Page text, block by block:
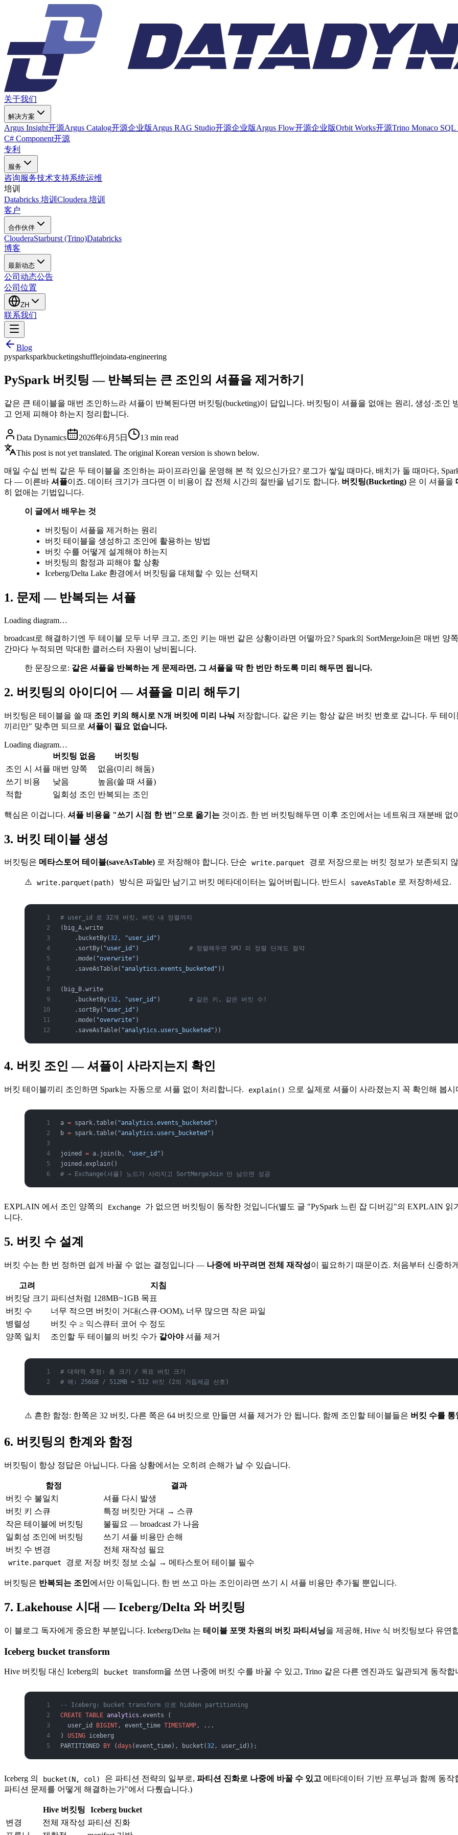
关于我们
解决方案
Argus Insight开源Argus Catalog开源企业版Argus RAG Studio开源企业版Argus Flow开源企业版Orbit Works开源Trino Monaco SQL
C# Component开源
专利
服务
咨询服务技术支持系统运维
培训
Databricks 培训 Cloudera 培训
客户
合作伙伴
ClouderaStarburst (Trino)Databricks
博客
最新动态
公司动态公告
公司位置
ZH
联系我们
Blog
pysparksparkbucketingshufflejoindata-engineering
PySpark 버킷팅 — 반복되는 큰 조인의 셔플을 제거하기
같은 큰 테이블을 매번 조인하느라 셔플이 반복된다면 버킷팅(bucketing)이 답입니다. 버킷팅이 셔플을 없애는 원리, 생성·조인
고 언제 피해야 하는지 정리합니다.
Data Dynamics 2026年6月5日 13 min read
This post is not yet translated. The original Korean version is shown below.
매일 수십 번씩 같은 두 테이블을 조인하는 파이프라인을 운영해 본 적 있으신가요? 로그가 쌓일 때마다, 배치가 돌 때마다,
다 — 이른바 셔플이죠. 데이터 크기가 크다면 이 비용이 잡 전체 시간의 절반을 넘기도 합니다. 버킷팅(Bucketing) 은 이 셔플을
히 없애는 기법입니다.
이 글에서 배우는 것
버킷팅이 셔플을 제거하는 원리
버킷 테이블을 생성하고 조인에 활용하는 방법
버킷 수를 어떻게 설계해야 하는지
버킷팅의 함정과 피해야 할 상황
Iceberg/Delta Lake 환경에서 버킷팅을 대체할 수 있는 선택지
1. 문제 — 반복되는 셔플
Loading diagram…
broadcast로 해결하기엔 두 테이블 모두 너무 크고, 조인 키는 매번 같은 상황이라면 어떨까요? Spark의 SortMergeJoin은 매번
간마다 누적되면 막대한 클러스터 자원이 낭비됩니다.
한 문장으로: 같은 셔플을 반복하는 게 문제라면, 그 셔플을 딱 한 번만 하도록 미리 해두면 됩니다.
2. 버킷팅의 아이디어 — 셔플을 미리 해두기
버킷팅은 테이블을 쓸 때 조인 키의 해시로 N개 버킷에 미리 나눠 저장합니다. 같은 키는 항상 같은 버킷 번호로 갑니다. 두 테
끼리만" 맞추면 되므로 셔플이 필요 없습니다.
Loading diagram…
버킷팅 없음
버킷팅
조인 시 셔플 매번 양쪽
없음(미리 해둠)
쓰기 비용
낮음
높음(쓸 때 셔플)
적합
일회성 조인 반복되는 조인
핵심은 이겁니다. 셔플 비용을 "쓰기 시점 한 번"으로 옮기는 것이죠. 한 번 버킷팅해두면 이후 조인에서는 네트워크 재분배 없
3. 버킷 테이블 생성
버킷팅은 메타스토어 테이블(saveAsTable) 로 저장해야 합니다. 단순 write.parquet 경로 저장으로는 버킷 정보가 보존되지
⚠️ write.parquet(path) 방식은 파일만 남기고 버킷 메타데이터는 잃어버립니다. 반드시 saveAsTable 로 저장하세요.
# user_id 로 32개 버킷, 버킷 내 정렬까지
(big_A.write
    .bucketBy(
32, "user_id" )
    .sortBy(
"user_id" ) # 정렬해두면 SMJ 의 정렬 단계도 절약
    .mode(
"overwrite" )
    .saveAsTable(
"analytics.events_bucketed" ))
(big_B.write
    .bucketBy(
32, "user_id" ) # 같은 키, 같은 버킷 수!
    .sortBy(
"user_id" )
    .mode(
"overwrite" )
    .saveAsTable(
"analytics.users_bucketed" ))
4. 버킷 조인 — 셔플이 사라지는지 확인
버킷 테이블끼리 조인하면 Spark는 자동으로 셔플 없이 처리합니다. explain() 으로 실제로 셔플이 사라졌는지 꼭 확인해 봅시
a = spark.table( "analytics.events_bucketed" )
b = spark.table( "analytics.users_bucketed" )
joined = a.join(b, "user_id" )
joined.explain()
# → Exchange(셔플) 노드가 사라지고 SortMergeJoin 만 남으면 성공
EXPLAIN 에서 조인 양쪽의 Exchange
가 없으면 버킷팅이 동작한 것입니다(별도 글 "PySpark 느린 잡 디버깅"의 EXPLAIN
니다.
5. 버킷 수 설계
버킷 수는 한 번 정하면 쉽게 바꿀 수 없는 결정입니다 — 나중에 바꾸려면 전체 재작성이 필요하기 때문이죠. 처음부터 신중하
고려
지침
버킷당 크기
파티션처럼 128MB~1GB 목표
버킷 수
너무 적으면 버킷이 거대(스큐·OOM), 너무 많으면 작은 파일
병렬성
버킷 수 ≥ 익스큐터 코어 수 정도
양쪽 일치
조인할 두 테이블의 버킷 수가 같아야셔플 제거
# 대략적 추정: 총 크기 / 목표 버킷 크기
# 예: 256GB / 512MB ≈ 512 버킷 (2의 거듭제곱 선호)
⚠️ 흔한 함정: 한쪽은 32 버킷, 다른 쪽은 64 버킷으로 만들면 셔플 제거가 안 됩니다. 함께 조인할 테이블들은 버킷 수를 통
6. 버킷팅의 한계와 함정
버킷팅이 항상 정답은 아닙니다. 다음 상황에서는 오히려 손해가 날 수 있습니다.
함정
결과
버킷 수 불일치
셔플 다시 발생
버킷 키 스큐
특정 버킷만 거대 → 스큐
작은 테이블에 버킷팅
불필요 — broadcast 가 나음
일회성 조인에 버킷팅
쓰기 셔플 비용만 손해
버킷 수 변경
전체 재작성 필요
write.parquet 경로 저장 버킷 정보 소실 → 메타스토어 테이블 필수
버킷팅은 반복되는 조인에서만 이득입니다. 한 번 쓰고 마는 조인이라면 쓰기 시 셔플 비용만 추가될 뿐입니다.
7. Lakehouse 시대 — Iceberg/Delta 와 버킷팅
이 블로그 독자에게 중요한 부분입니다. Iceberg/Delta 는 테이블 포맷 차원의 버킷 파티셔닝을 제공해, Hive 식 버킷팅보다 유연
Iceberg bucket transform
Hive 버킷팅 대신 Iceberg의 bucket transform을 쓰면 나중에 버킷 수를 바꿀 수 있고, Trino 같은 다른 엔진과도 일관되게 동작합
-- Iceberg: bucket transform 으로 hidden partitioning
CREATE TABLE analytics .events (
  user_id
BIGINT, event_time TIMESTAMP, ...
) USING iceberg
PARTITIONED
BY (days (event_time), bucket(32, user_id));
Iceberg 의 bucket(N, col) 은 파티션 전략의 일부로,파티션 진화로 나중에 바꿀 수 있고 메타데이터 기반 프루닝과 함께 동작
파티션 문제를 어떻게 해결하는가"에서 다뤘습니다.)
Hive 버킷팅
Iceberg bucket
변경
전체 재작성 파티션 진화